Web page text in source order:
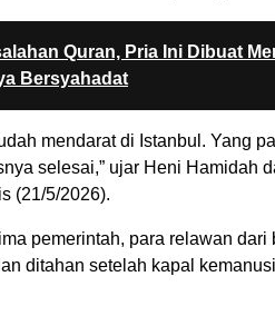
Quran, Pria Ini Dibuat
Bersyahadat
mendarat di Istanbul. Yang
selesai,” ujar Heni Hamidah
(21/5/2026).
pemerintah, para relawan dari
ditahan setelah kapal